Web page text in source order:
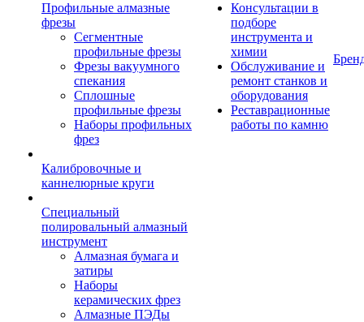
Профильные алмазные
фрезы
Сегментные
профильные фрезы
Фрезы вакуумного
спекания
Сплошные
профильные фрезы
Наборы профильных
фрез
Калибровочные и
каннелюрные круги
Специальный
полировальный алмазный
инструмент
Алмазная бумага и
затиры
Наборы
керамических фрез
Алмазные ПЭДы
Консультации в
подборе
инструмента и
химии
Обслуживание и
ремонт станков и
оборудования
Реставрационные
работы по камню